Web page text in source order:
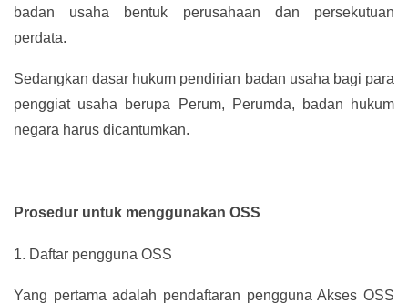
badan usaha bentuk perusahaan dan persekutuan
perdata.
Sedangkan dasar hukum pendirian badan usaha bagi para
penggiat usaha berupa Perum, Perumda, badan hukum
negara harus dicantumkan.
Prosedur untuk menggunakan OSS
1. Daftar pengguna OSS
Yang pertama adalah pendaftaran pengguna Akses OSS